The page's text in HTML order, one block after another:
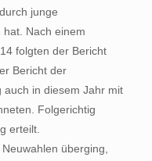
junge
Nach einem
folgten der Bericht
Bericht der
auch in diesem Jahr mit
Folgerichtig
erteilt.
überging,